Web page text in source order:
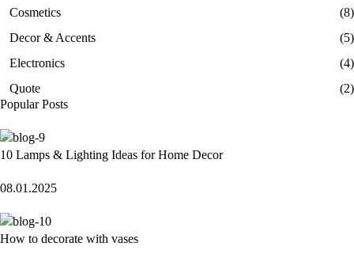
Cosmetics
(8)
Decor & Accents
(5)
Electronics
(4)
Quote
(2)
Popular Posts
10 Lamps & Lighting Ideas for Home Decor
08.01.2025
How to decorate with vases